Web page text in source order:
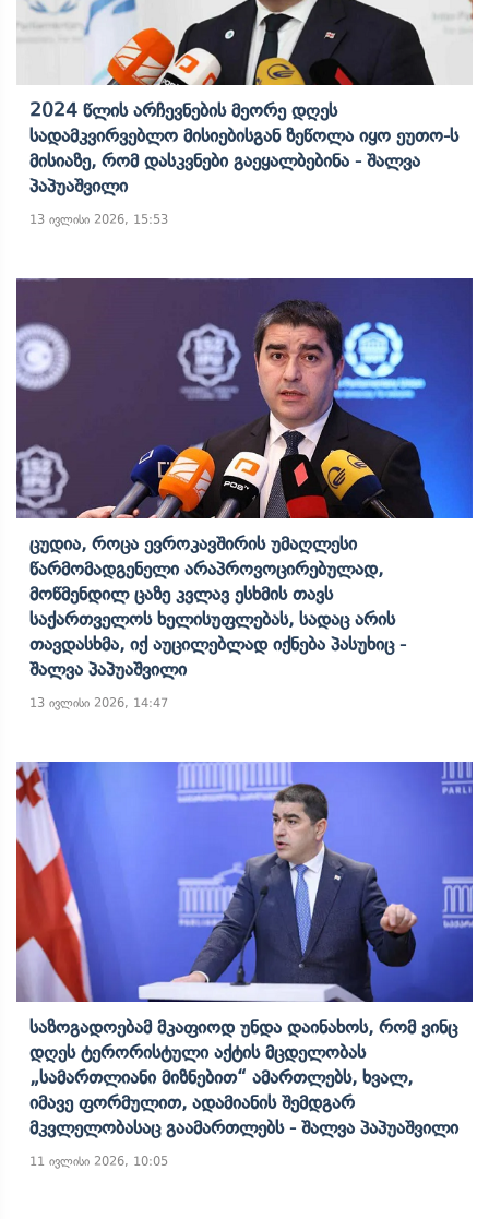
2024 Წლის Არჩევნების Მეორე Დღეს
Სადამკვირვებლო Მისიებისგან Ზეწოლა Იყო Ეუთო-Ს
Მისიაზე, Რომ Დასკვნები Გაეყალბებინა - Შალვა
Პაპუაშვილი
13 ივლისი 2026, 15:53
Ცუდია, Როცა Ევროკავშირის Უმაღლესი
Წარმომადგენელი Არაპროვოცირებულად,
Მოწმენდილ Ცაზე Კვლავ Ესხმის Თავს
Საქართველოს Ხელისუფლებას, Სადაც Არის
Თავდასხმა, Იქ Აუცილებლად Იქნება Პასუხიც -
Შალვა Პაპუაშვილი
13 ივლისი 2026, 14:47
Საზოგადოებამ Მკაფიოდ Უნდა Დაინახოს, Რომ Ვინც
Დღეს Ტერორისტული Აქტის Მცდელობას
„სამართლიანი Მიზნებით“ Ამართლებს, Ხვალ,
Იმავე Ფორმულით, Ადამიანის Შემდგარ
Მკვლელობასაც Გაამართლებს - Შალვა Პაპუაშვილი
11 ივლისი 2026, 10:05